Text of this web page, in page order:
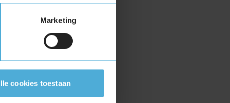
Marketing
cookies toestaan